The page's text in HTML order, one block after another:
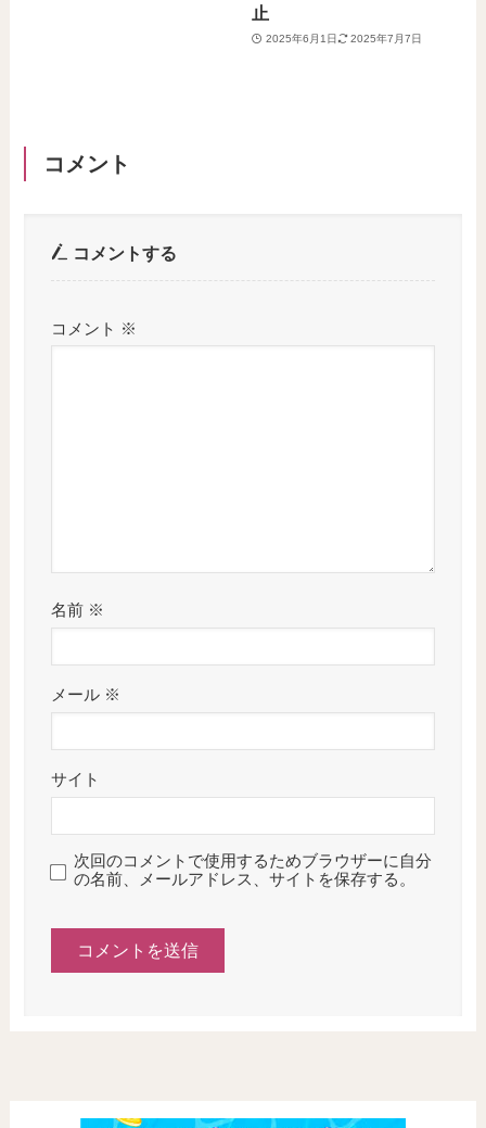
止
2025年6月1日 2025年7月7日
コメント
コメントする
コメント ※
名前 ※
メール ※
サイト
次回のコメントで使用するためブラウザーに自分
の名前、メールアドレス、サイトを保存する。